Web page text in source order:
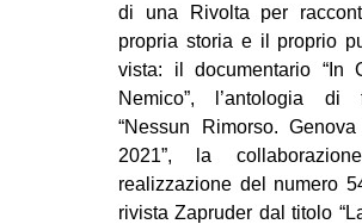
di una Rivolta per
propria storia e il proprio
vista: il documentario “In
Nemico”, l’antologia di
“Nessun Rimorso.
2021”, la
realizzazione del numero
rivista Zapruder dal titolo